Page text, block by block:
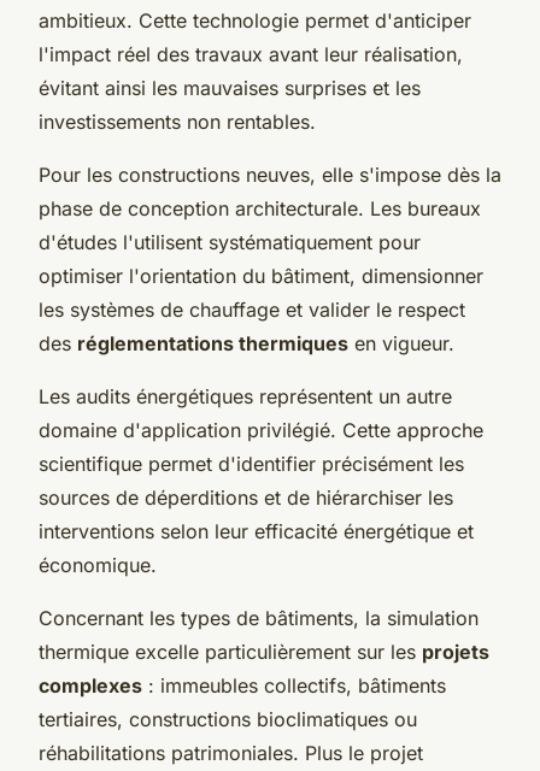
ambitieux. Cette technologie permet d'anticiper
l'impact réel des travaux avant leur réalisation,
évitant ainsi les mauvaises surprises et les
investissements non rentables.
Pour les constructions neuves, elle s'impose dès la
phase de conception architecturale. Les bureaux
d'études l'utilisent systématiquement pour
optimiser l'orientation du bâtiment, dimensionner
les systèmes de chauffage et valider le respect
des réglementations thermiques en vigueur.
Les audits énergétiques représentent un autre
domaine d'application privilégié. Cette approche
scientifique permet d'identifier précisément les
sources de déperditions et de hiérarchiser les
interventions selon leur efficacité énergétique et
économique.
Concernant les types de bâtiments, la simulation
thermique excelle particulièrement sur les projets
complexes : immeubles collectifs, bâtiments
tertiaires, constructions bioclimatiques ou
réhabilitations patrimoniales. Plus le projet